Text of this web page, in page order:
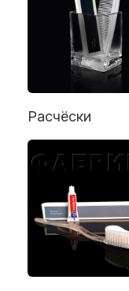
Расчёски